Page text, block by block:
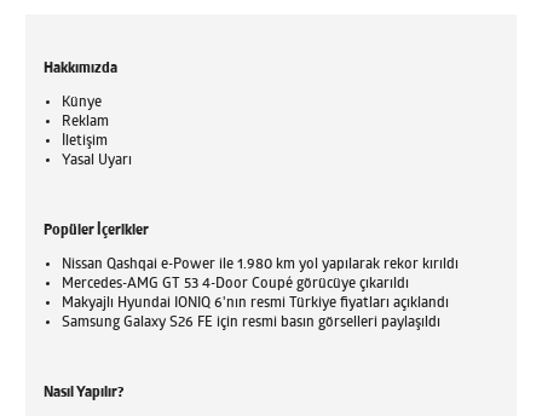
Hakkımızda
Künye
Reklam
İletişim
Yasal Uyarı
Popüler İçerikler
Nissan Qashqai e-Power ile 1.980 km yol yapılarak rekor kırıldı
Mercedes-AMG GT 53 4-Door Coupé görücüye çıkarıldı
Makyajlı Hyundai IONIQ 6'nın resmi Türkiye fiyatları açıklandı
Samsung Galaxy S26 FE için resmi basın görselleri paylaşıldı
Nasıl Yapılır?